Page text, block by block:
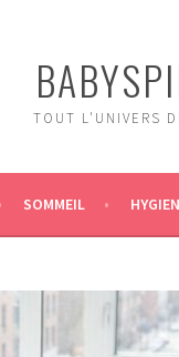
TOUT L'UNIVERS
SOMMEIL